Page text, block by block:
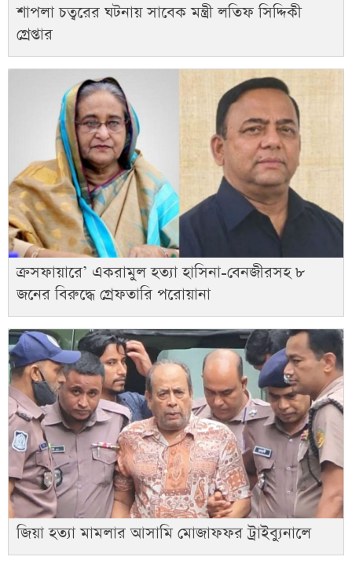
শাপলা চত্বরের ঘটনায় সাবেক মন্ত্রী লতিফ সিদ্দিকী
গ্রেপ্তার
ক্রসফায়ারে’ একরামুল হত্যা হাসিনা-বেনজীরসহ ৮
জনের বিরুদ্ধে গ্রেফতারি পরোয়ানা
জিয়া হত্যা মামলার আসামি মোজাফফর ট্রাইব্যুনালে